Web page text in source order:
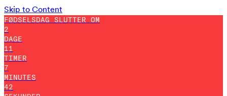
Skip to Content
FØDSELSDAG SLUTTER OM
2
DAGE
11
TIMER
7
MINUTES
33